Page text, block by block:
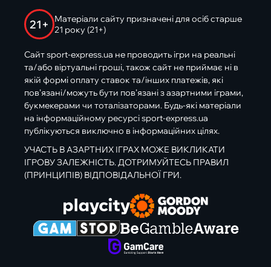
21+
Матеріали сайту призначені для осіб старше
21 року (21+)
Сайт sport-express.ua не проводить ігри на реальні
та/або віртуальні гроші, також сайт не приймає ні в
якій формі оплату ставок та/інших платежів, які
пов’язані/можуть бути пов’язані з азартними іграми,
букмекерами чи тоталізаторами. Будь-які матеріали
на інформаційному ресурсі sport-express.ua
публікуються виключно в інформаційних цілях.
УЧАСТЬ В АЗАРТНИХ ІГРАХ МОЖЕ ВИКЛИКАТИ
ІГРОВУ ЗАЛЕЖНІСТЬ. ДОТРИМУЙТЕСЬ ПРАВИЛ
(ПРИНЦИПІВ) ВІДПОВІДАЛЬНОЇ ГРИ.